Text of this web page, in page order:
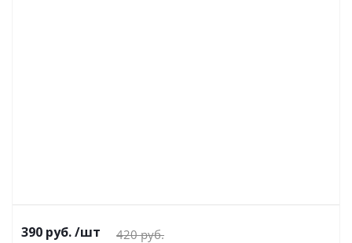
390 руб./шт 420руб.